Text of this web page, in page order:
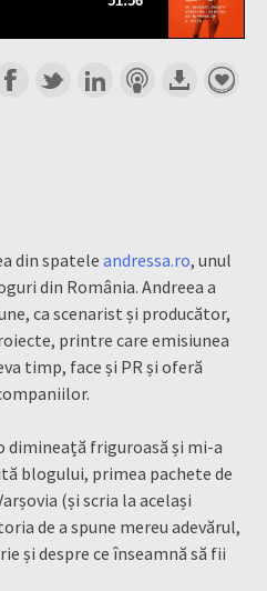
din spatele andressa.ro, unul
din România. Andreea a
ca scenarist și producător,
printre care emisiunea
timp, face și PR și oferă
friguroasă și mi-a
blogului, primea pachete de
(și scria la același
de a spune mereu adevărul,
și despre ce înseamnă să fii